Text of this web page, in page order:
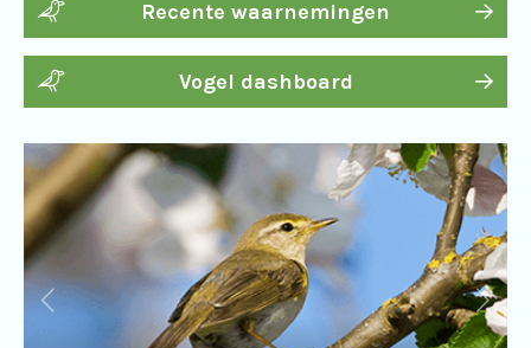
Recente waarnemingen
Vogel dashboard